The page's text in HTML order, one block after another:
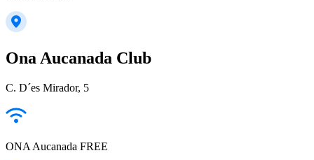
Ona Aucanada Club
C. D´es Mirador, 5
ONA Aucanada FREE